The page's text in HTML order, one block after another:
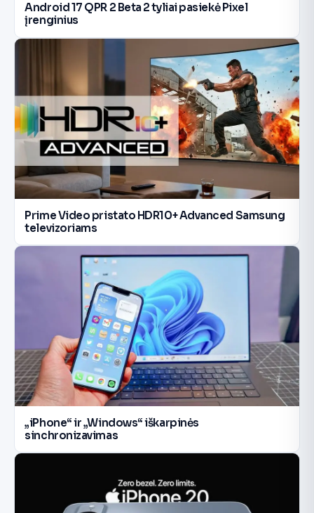
Android 17 QPR 2 Beta 2 tyliai pasiekė Pixel
įrenginius
Prime Video pristato HDR10+ Advanced Samsung
televizoriams
„iPhone“ ir „Windows“ iškarpinės
sinchronizavimas